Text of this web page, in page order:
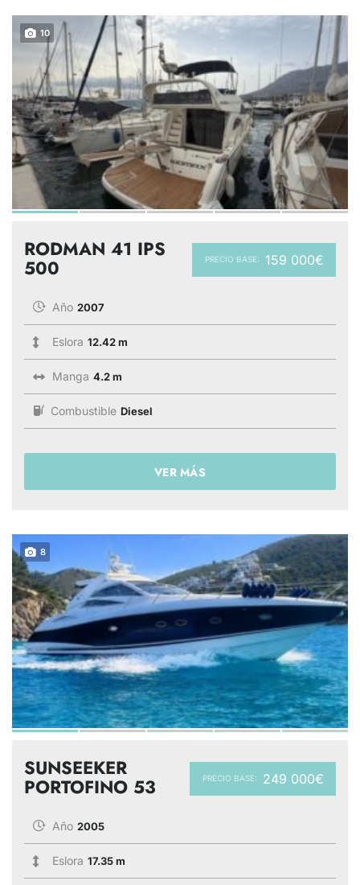
10
PRECIO BASE: 159 000€
RODMAN 41 IPS
500
Año 2007
Eslora 12.42 m
Manga 4.2 m
Combustible Diesel
VER MÁS
8
PRECIO BASE: 249 000€
SUNSEEKER
PORTOFINO 53
Año 2005
Eslora 17.35 m